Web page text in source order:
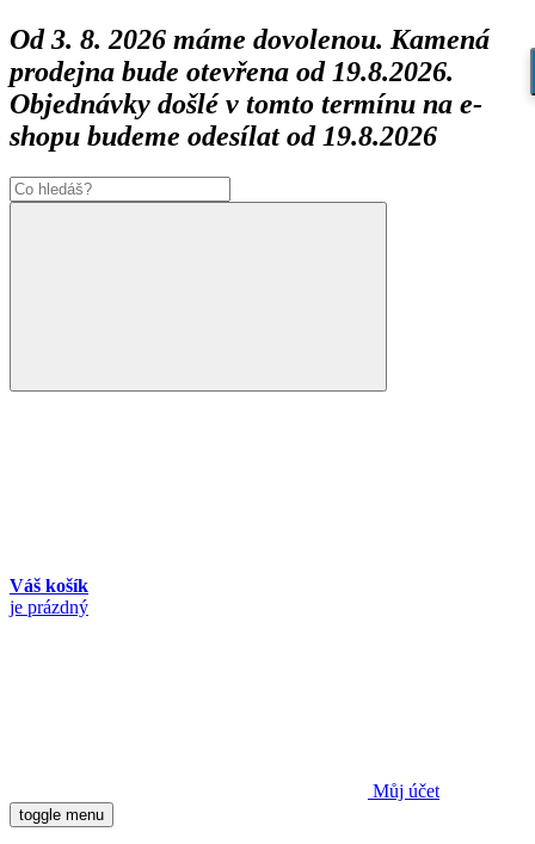
Od 3. 8. 2026 máme dovolenou. Kamená
prodejna bude otevřena od 19.8.2026.
Objednávky došlé v tomto termínu na e-
shopu budeme odesílat od 19.8.2026
Váš košík
je prázdný
Můj účet
toggle menu